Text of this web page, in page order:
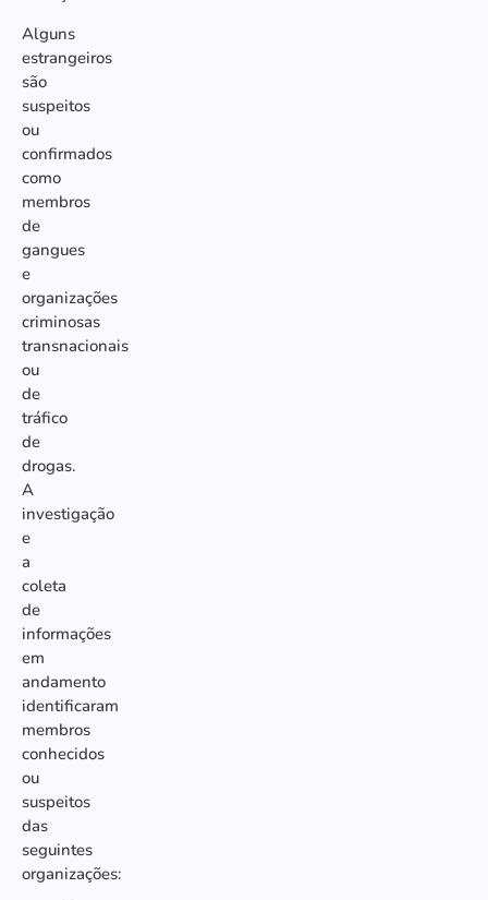
Alguns
estrangeiros
são
suspeitos
ou
confirmados
como
membros
de
gangues
e
organizações
criminosas
transnacionais
ou
de
tráfico
de
drogas.
A
investigação
e
a
coleta
de
informações
em
andamento
identificaram
membros
conhecidos
ou
suspeitos
das
seguintes
organizações: